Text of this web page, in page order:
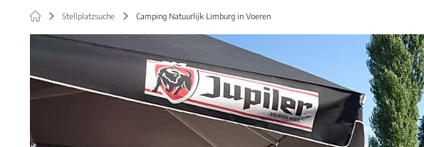
Stellplatzsuche Camping Natuurlijk Limburg in Voeren